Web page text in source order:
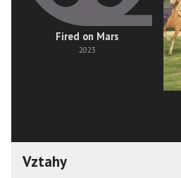
Fired on Mars
2023
Vztahy